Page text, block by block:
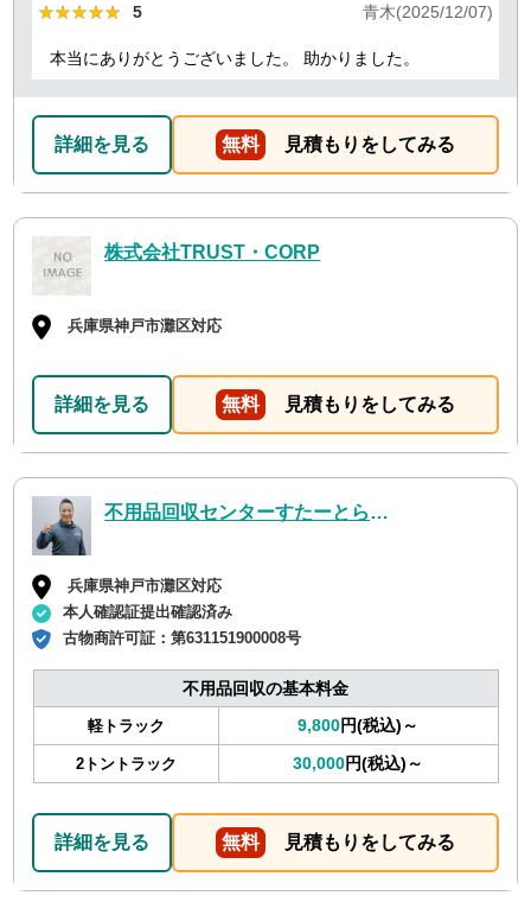
★★★★★
★★★★★ 5 青木(2025/12/07)
本当にありがとうございました。 助かりました。
詳細を見る 無料 見積もりをしてみる
株式会社TRUST・CORP
兵庫県神戸市灘区対応
詳細を見る 無料 見積もりをしてみる
不用品回収センターすたーとらいん
兵庫県神戸市灘区対応
本人確認証提出確認済み
古物商許可証：第631151900008号
不用品回収の基本料金
軽トラック 9,800円(税込)～
2トントラック 30,000円(税込)～
詳細を見る 無料 見積もりをしてみる